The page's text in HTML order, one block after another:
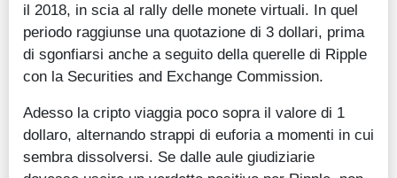
il 2018, in scia al rally delle monete virtuali. In quel
periodo raggiunse una quotazione di 3 dollari, prima
di sgonfiarsi anche a seguito della querelle di Ripple
con la Securities and Exchange Commission.
Adesso la cripto viaggia poco sopra il valore di 1
dollaro, alternando strappi di euforia a momenti in cui
sembra dissolversi. Se dalle aule giudiziarie